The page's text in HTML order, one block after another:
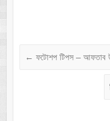
← ফটোশপ টিপস – আফতাব